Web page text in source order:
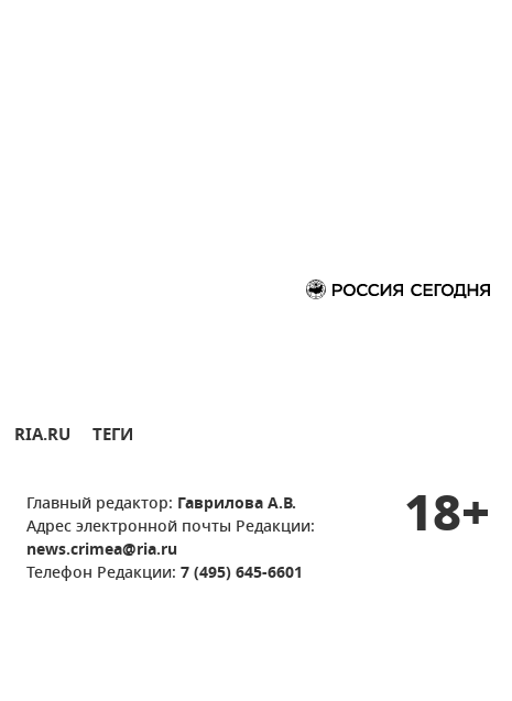
RIA.RU ТЕГИ
Главный редактор: Гаврилова А.В.
Адрес электронной почты Редакции:
news.crimea@ria.ru
Телефон Редакции: 7 (495) 645-6601
18+